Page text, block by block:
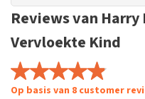
Reviews van
Vervloekte Kind
Op basis van 8 customer